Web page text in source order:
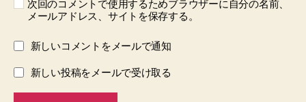
次回のコメントで使用するためブラウザーに自分の名前、
メールアドレス、サイトを保存する。
新しいコメントをメールで通知
新しい投稿をメールで受け取る